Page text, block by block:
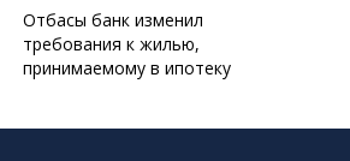
Отбасы банк изменил
требования к жилью,
принимаемому в ипотеку